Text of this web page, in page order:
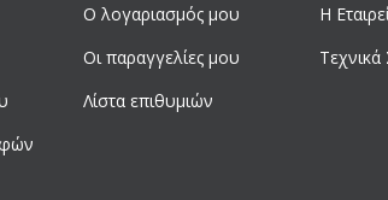
Ο λογαριασμός μου
Οι παραγγελίες μου
Λίστα επιθυμιών
Η
Τεχνικά